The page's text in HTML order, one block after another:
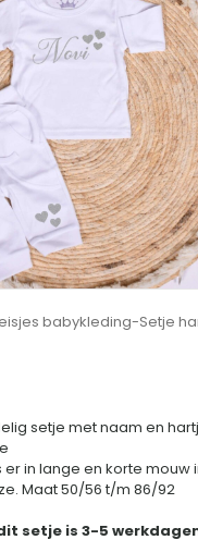
babykleding-Setje
setje met naam en
er in lange en korte mouw
Maat 50/56 t/m 86/92
setje is 3-5